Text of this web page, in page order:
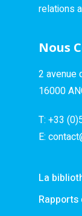
relations
Nous
2 avenue
16000
T: +33
E:
La
Rapports